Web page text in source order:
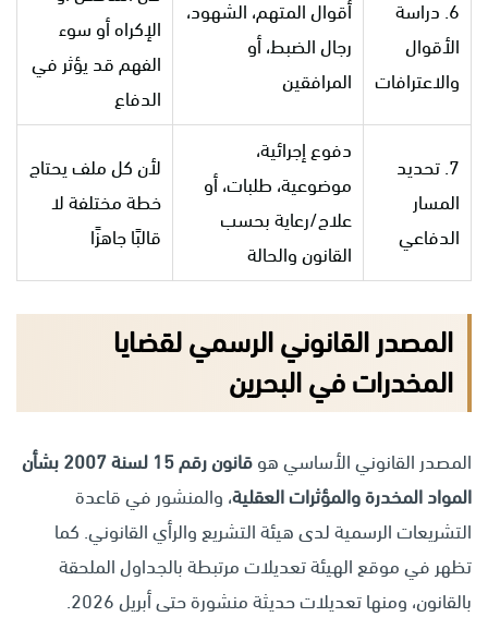
6. دراسة
الأقوال
والاعترافات
أقوال المتهم، الشهود،
رجال الضبط، أو
المرافقين
الإكراه أو سوء
الفهم قد يؤثر في
الدفاع
7. تحديد
المسار
الدفاعي
دفوع إجرائية،
موضوعية، طلبات، أو
علاج/رعاية بحسب
القانون والحالة
لأن كل ملف يحتاج
خطة مختلفة لا
قالبًا جاهزًا
المصدر القانوني الرسمي لقضايا
المخدرات في البحرين
المصدر القانوني الأساسي هو
قانون رقم 15 لسنة 2007 بشأن
المواد المخدرة والمؤثرات العقلية، والمنشور في قاعدة
التشريعات الرسمية لدى هيئة التشريع والرأي القانوني. كما
تظهر في موقع الهيئة تعديلات مرتبطة بالجداول الملحقة
بالقانون، ومنها تعديلات حديثة منشورة حتى أبريل 2026.